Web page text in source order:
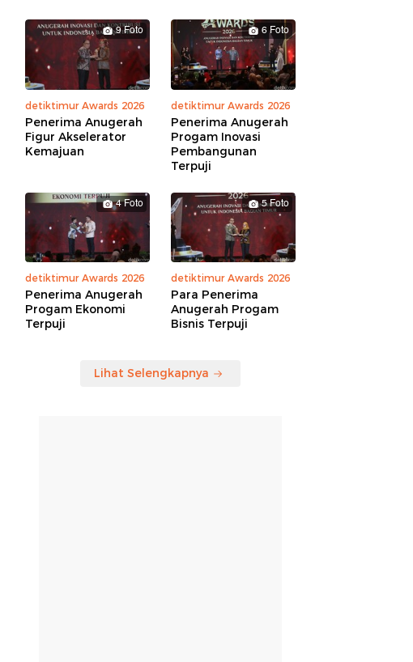
9 Foto
detiktimur Awards 2026
Penerima Anugerah
Figur Akselerator
Kemajuan
6 Foto
detiktimur Awards 2026
Penerima Anugerah
Progam Inovasi
Pembangunan
Terpuji
4 Foto
detiktimur Awards 2026
Penerima Anugerah
Progam Ekonomi
Terpuji
5 Foto
detiktimur Awards 2026
Para Penerima
Anugerah Progam
Bisnis Terpuji
Lihat Selengkapnya